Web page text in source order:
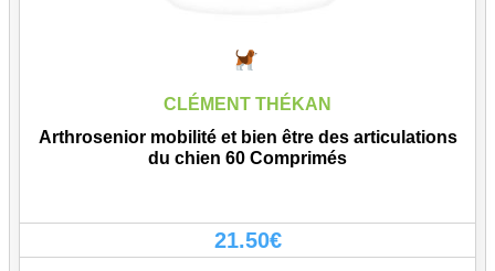
CLÉMENT THÉKAN
Arthrosenior mobilité et bien être des articulations
du chien 60 Comprimés
21.50€